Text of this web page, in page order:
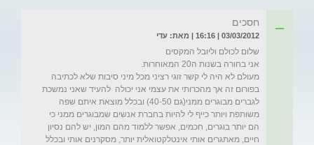
חסכים
03/03/2012 | 16:16 | מאת: עדי
מעולם לא היה לי קשר זוגי רציני מכל מיני סיבות שלא לכתיבה
בפורום זה אך מהכרותי את עצמי אני יכולה  להעיד שאני נמשכת
לגברים מבוגרים ממני(גם 40-50) ובכלל מוצאת איתם שפה
משותפת ויותר כייף לי להיות בחברת אנשים שמבוגרים ממני כי
הם יותר בוגרים, חכמים, אפשר ללמוד מהם המון, יש להם נסיון
חיים, מאתגרים אותי אינטלקטואלית יותר, מסקרנים אותי ובכלל